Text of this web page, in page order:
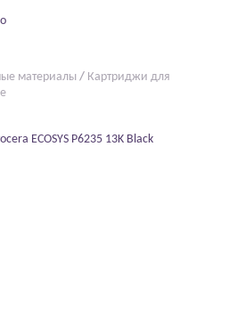
материалы / Картриджи для